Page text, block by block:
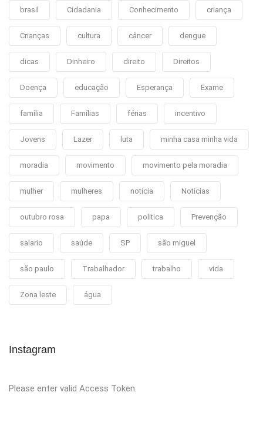
brasil Cidadania Conhecimento criança
Crianças cultura câncer dengue
dicas Dinheiro direito Direitos
Doença educação Esperança Exame
família Famílias férias incentivo
Jovens Lazer luta minha casa minha vida
moradia movimento movimento pela moradia
mulher mulheres noticia Notícias
outubro rosa papa politica Prevenção
salario saúde SP são miguel
são paulo Trabalhador trabalho vida
Zona leste água
Instagram
Please enter valid Access Token.